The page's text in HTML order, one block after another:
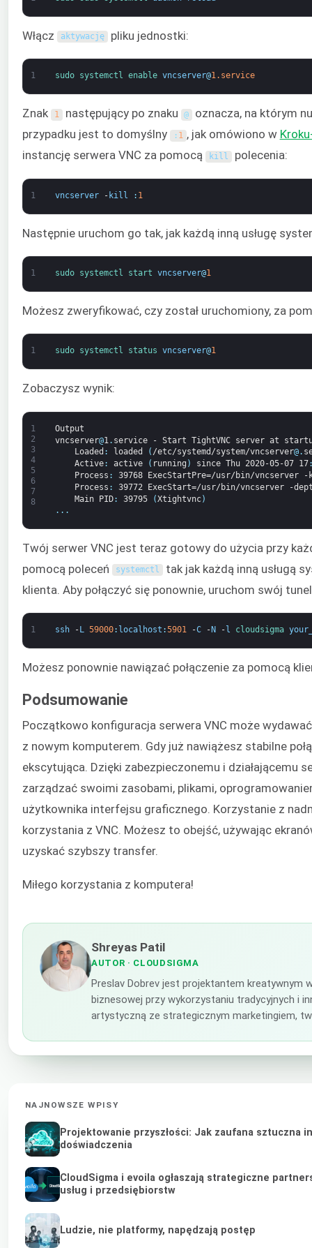
Włącz aktywację pliku jednostki:
1 sudo systemctl enable vncserver@1.service
Znak 1 następujący po znaku @
oznacza, na którym
przypadku jest to domyślny
: 1 , jak omówiono w
instancję serwera VNC za pomocą
kill polecenia:
1 vncserver - kill : 1
Następnie uruchom go tak, jak każdą inną usługę
1 sudo systemctl start vncserver@1
Możesz zweryfikować, czy został uruchomiony, za
1 sudo systemctl status vncserver@1
Zobaczysz wynik:
1
2
3
4
5
6
7
8
Output
vncserver@1 . service - Start TightVNC server at
Loaded : loaded ( /etc/systemd/system/vncserver@.
Active: active ( running ) since Thu 2020-05-07 17
Process : 39768 ExecStartPre=/usr/bin/vncserver
-
Process : 39772 ExecStart=/usr/bin/vncserver
-
Main
PID: 39795 (Xtightvnc)
. . .
Twój serwer VNC jest teraz gotowy do użycia przy
pomocą poleceń
systemctl tak jak każdą inną usługą
klienta. Aby połączyć się ponownie, uruchom swój
1 ssh - L 59000: localhost :5901 -C - N - l cloudsigma
Możesz ponownie nawiązać połączenie za pomocą
Podsumowanie
Początkowo konfiguracja serwera VNC może
z nowym komputerem. Gdy już nawiążesz stabilne
ekscytująca. Dzięki zabezpieczonemu i działającemu
zarządzać swoimi zasobami, plikami,
użytkownika interfejsu graficznego. Korzystanie z
korzystania z VNC. Możesz to obejść, używając
uzyskać szybszy transfer.
Miłego korzystania z komputera!
Shreyas Patil
AUTOR · CLOUDSIGMA
Preslav Dobrev jest projektantem kreatywnym
biznesowej przy wykorzystaniu tradycyjnych i
artystyczną ze strategicznym marketingiem,
NAJNOWSZE WPISY
Projektowanie przyszłości: Jak zaufana
doświadczenia
CloudSigma i evoila ogłaszają strategiczne
usług i przedsiębiorstw
Ludzie, nie platformy, napędzają postęp